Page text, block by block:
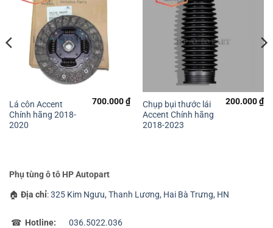
Lá côn Accent
Chính hãng 2018-
2020
700.000₫
Chụp bụi thước lái
Accent Chính hãng
2018-2023
200.000₫
Phụ tùng ô tô HP Autopart
🏠 Địa chỉ:325 Kim Ngưu, Thanh Lương, Hai Bà Trưng, HN
☎ Hotline: 036.5022.036